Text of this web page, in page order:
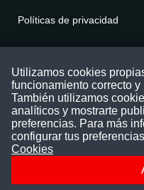
Políticas de privacidad
Puede comunicarse con
nuestras redes sociales o
Siguenos en:
Utilizamos cookies
funcionamiento correcto
También utilizamos
analíticos y mostrarte
preferencias. Para más
configurar tus
Cookies